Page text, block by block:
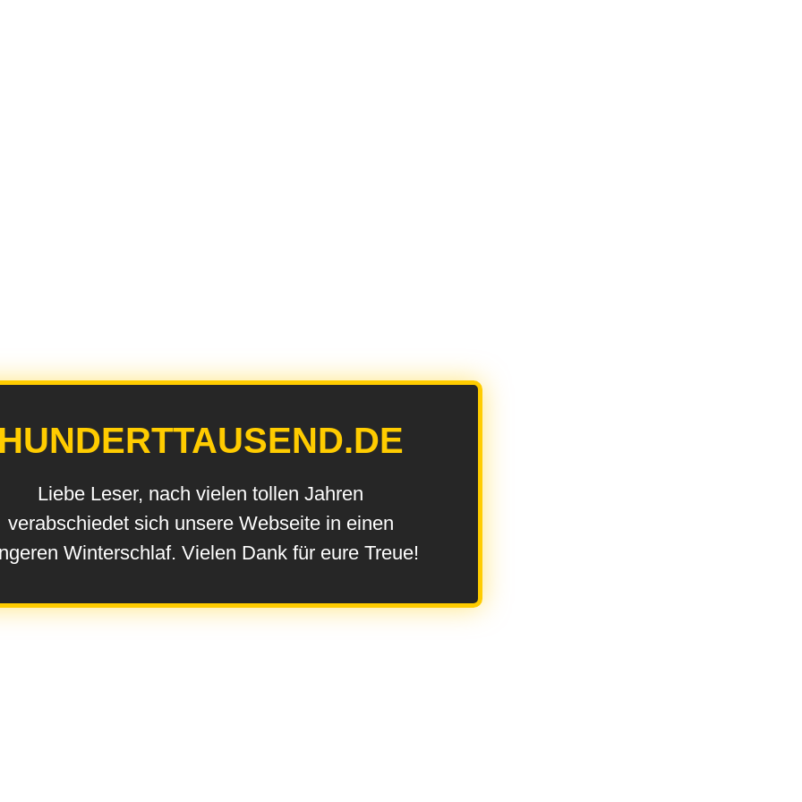
Liebe Leser, nach vielen tollen Jahren
verabschiedet sich unsere Webseite in einen
Winterschlaf. Vielen Dank für eure Treue!